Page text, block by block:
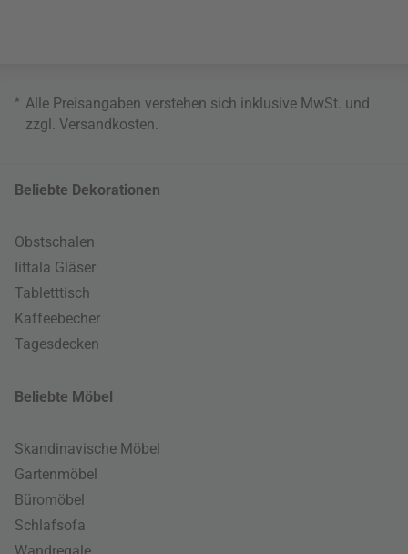
* Alle Preisangaben verstehen sich inklusive MwSt. und
zzgl. Versandkosten
Beliebte Dekorationen
Obstschalen
Iittala Gläser
Tabletttisch
Kaffeebecher
Tagesdecken
Beliebte Möbel
Skandinavische Möbel
Gartenmöbel
Büromöbel
Schlafsofa